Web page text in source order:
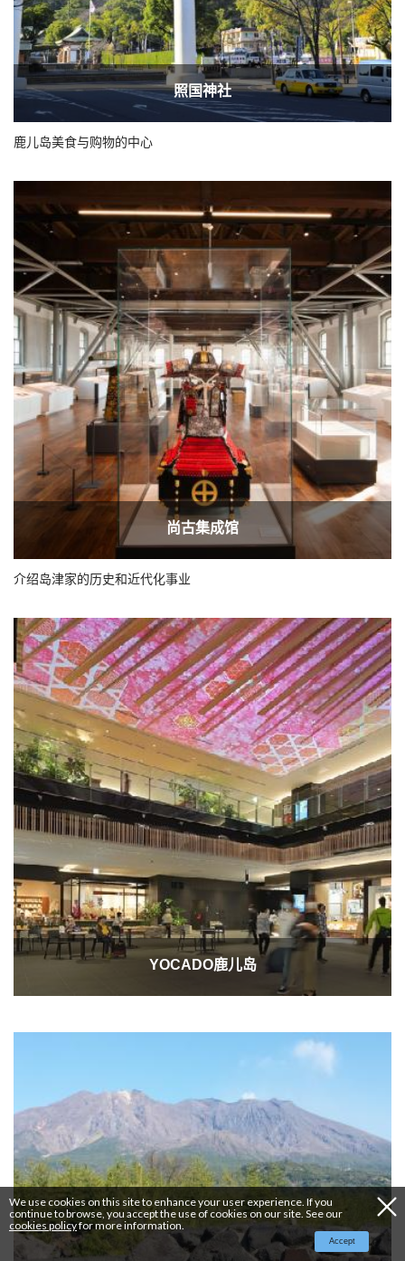
照国神社
鹿儿岛美食与购物的中心
尚古集成馆
介绍岛津家的历史和近代化事业
YOCADO鹿儿岛
We use cookies on this site to enhance your user experience. If you
continue to browse, you accept the use of cookies on our site. See our
cookies policyfor more information.
Accept